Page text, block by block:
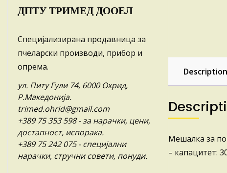
Description
Мешалка за
– капацитет:
ДПТУ ТРИМЕД ДООЕЛ
Специјализирана продавница за
пчеларски производи, прибор и
опрема.
ул. Питу Гули 74, 6000 Охрид,
Р.Македонија.
trimed.ohrid@gmail.com
+389 75 353 598- за нарачки, цени,
достапност, испорака.
+389 75 242 075- специјални
нарачки, стручни совети, понуди.